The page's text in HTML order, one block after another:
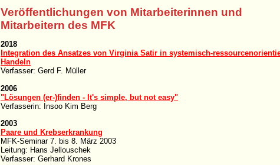
Veröffentlichungen von Mitarbeiterinnen und
Mitarbeitern des MFK
2018
Integration des Ansatzes von Virginia Satir in systemisch-
Handeln
Verfasser: Gerd F. Müller
2006
"Lösungen (er-)finden - It's simple, but not easy"
Verfasserin: Insoo Kim Berg
2003
Paare und Krebserkrankung
MFK-Seminar 7. bis 8. März 2003
Leitung: Hans Jellouschek
Verfasser: Gerhard Krones